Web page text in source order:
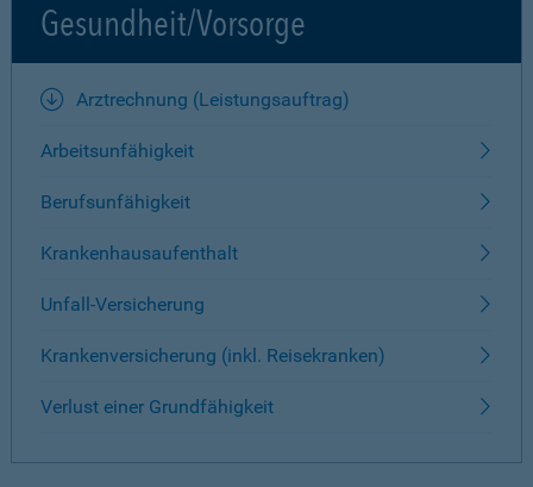
Gesundheit/Vorsorge
Arztrechnung (Leistungsauftrag)
Arbeitsunfähigkeit
Berufsunfähigkeit
Krankenhausaufenthalt
Unfall-Versicherung
Krankenversicherung (inkl. Reisekranken)
Verlust einer Grundfähigkeit